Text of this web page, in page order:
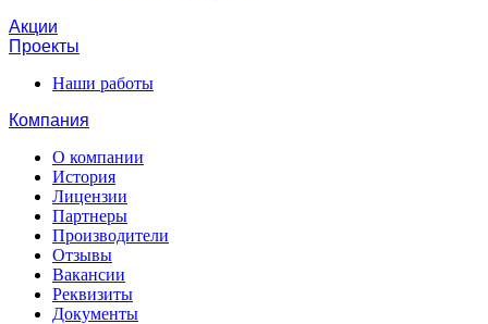
Акции
Проекты
Наши работы
Компания
О компании
История
Лицензии
Партнеры
Производители
Отзывы
Вакансии
Реквизиты
Документы